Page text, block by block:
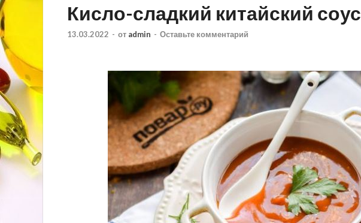
Кисло-сладкий китайский соус
13.03.2022 - от admin - Оставьте комментарий